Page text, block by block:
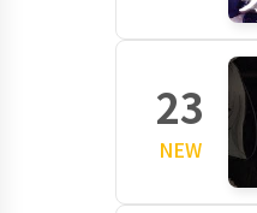
23
NEW